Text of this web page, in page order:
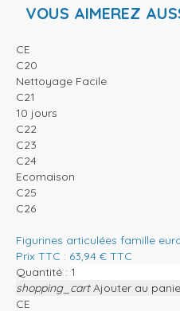
VOUS AIMEREZ
CE
C20
Nettoyage Facile
C21
10 jours
C22
C23
C24
Ecomaison
C25
C26
Figurines articulées famille
Prix TTC : 63,94 € TTC
Quantité :
shopping_cart Ajouter au
CE